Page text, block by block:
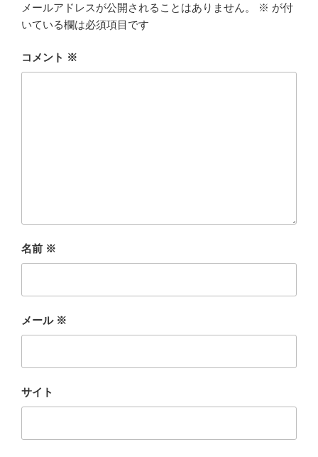
メールアドレスが公開されることはありません。 ※ が付
いている欄は必須項目です
コメント ※
名前 ※
メール ※
サイト